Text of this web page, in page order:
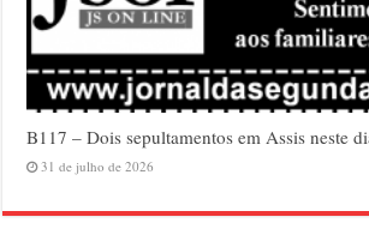
B117 – Dois sepultamentos em Assis neste
31 de julho de 2026